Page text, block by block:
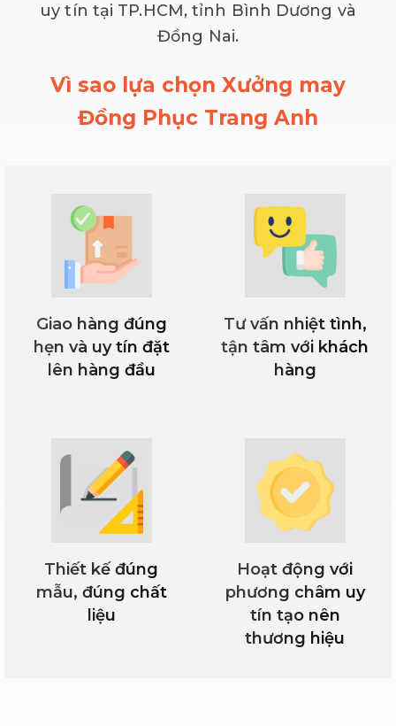
Áo gile
uy tín tại TP.HCM, tỉnh Bình Dương và
Đồng Nai.
Vì sao lựa chọn Xưởng may
Đồng Phục Trang Anh
Giao hàng đúng
hẹn và uy tín đặt
lên hàng đầu
Tư vấn nhiệt tình,
tận tâm với khách
hàng
Thiết kế đúng
mẫu, đúng chất
liệu
Hoạt động với
phương châm uy
tín tạo nên
thương hiệu